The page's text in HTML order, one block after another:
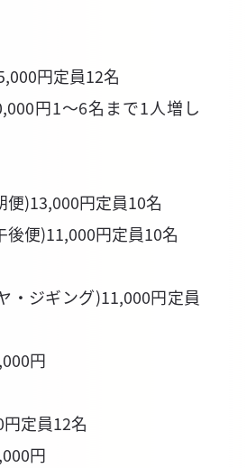
円定員12名
円1〜6名まで1人増し
便)13,000円定員10名
後便)11,000円定員10名
・ジギング)11,000円定員
円
定員12名
円